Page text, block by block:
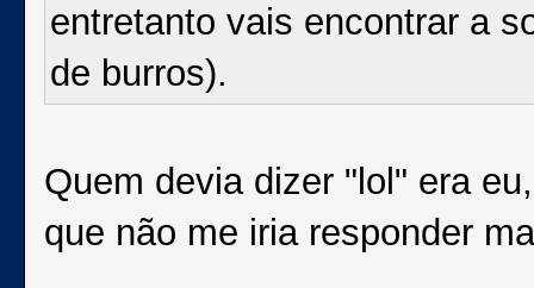
entretanto vais encontrar a
de burros).
Quem devia dizer "lol" era
que não me iria responder